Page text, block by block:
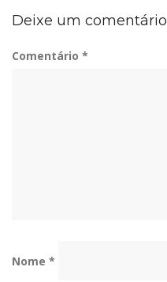
Deixe um comentário
Comentário *
Nome *